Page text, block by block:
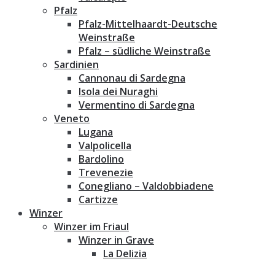
Pfalz
Pfalz-Mittelhaardt-Deutsche
Weinstraße
Pfalz – südliche Weinstraße
Sardinien
Cannonau di Sardegna
Isola dei Nuraghi
Vermentino di Sardegna
Veneto
Lugana
Valpolicella
Bardolino
Trevenezie
Conegliano – Valdobbiadene
Cartizze
Winzer
Winzer im Friaul
Winzer in Grave
La Delizia